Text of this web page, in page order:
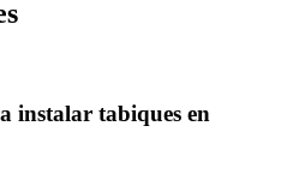
instalar tabiques en